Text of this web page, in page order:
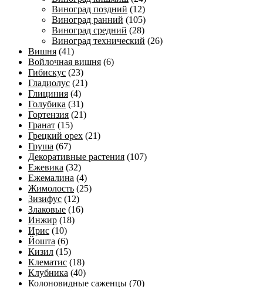
Виноград поздний (12)
Виноград ранний (105)
Виноград средний (28)
Виноград технический (26)
Вишня (41)
Войлочная вишня (6)
Гибискус (23)
Гладиолус (21)
Глициния (4)
Голубика (31)
Гортензия (21)
Гранат (15)
Грецкий орех (21)
Груша (67)
Декоративные растения (107)
Ежевика (32)
Ежемалина (4)
Жимолость (25)
Зизифус (12)
Злаковые (16)
Инжир (18)
Ирис (10)
Йошта (6)
Кизил (15)
Клематис (18)
Клубника (40)
Колоновидные саженцы (70)